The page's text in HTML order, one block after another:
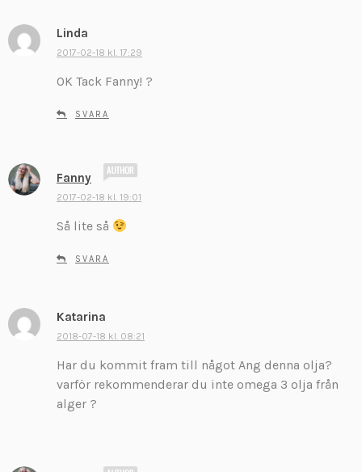
Linda
k
i
e
2017-02-18 kl. 17:29
OK Tack Fanny! ?
SVARA
Fanny
2017-02-18 kl. 19:01
Så lite så
SVARA
Katarina
k
i
v
2018-07-18 kl. 08:21
Har du kommit fram till något Ang denna olja?
varför rekommenderar du inte omega 3 olja från
alger ?